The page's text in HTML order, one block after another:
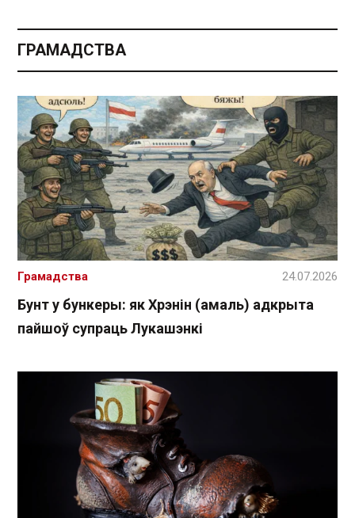
ГРАМАДСТВА
Бунт у бункеры: як Хрэнін (амаль) адкрыта
пайшоў супраць Лукашэнкі
Грамадства 24.07.2026